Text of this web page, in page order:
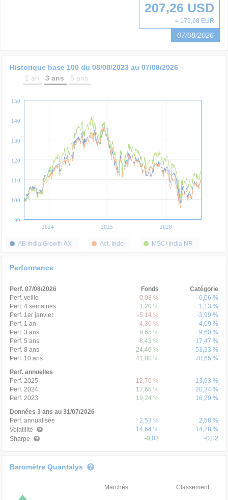
207,26 USD
= 179,68 EUR
07/08/2026
Historique base 100 du 08/08/2023 au 07/08/2026
1 an
3 ans 5 ans
2024 2025 2026
90
100
110
120
130
140
150
AB India Growth AX Act. Inde MSCI India NR
Performance
Perf. 07/08/2026 Fonds
Catégorie
Perf. veille
-0,08 %
-0,06 %
Perf. 4 semaines
1,20 %
1,13 %
Perf. 1er janvier
-5,14 %
-3,99 %
Perf. 1 an
-4,30 %
-4,09 %
Perf. 3 ans
9,65 %
9,60 %
Perf. 5 ans
8,43 %
17,47 %
Perf. 8 ans
24,40 %
53,33 %
Perf. 10 ans
41,80 %
78,65 %
Perf. annuelles
Perf. 2025
-12,70 %
-13,63 %
Perf. 2024
17,65 %
20,34 %
Perf. 2023
19,24 %
16,29 %
Données 3 ans au 31/07/2026
Perf. annualisée
2,53 %
2,58 %
Volatilité
14,64 %
14,28 %
Sharpe
-0,03 -0,02
Baromètre Quantalys
Marchés Classement